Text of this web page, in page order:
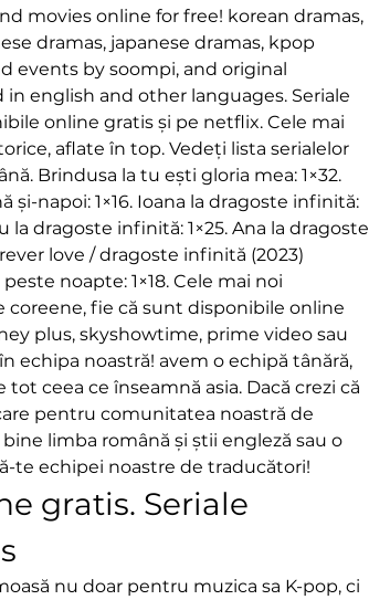
movies online for free! korean dramas,
dramas, japanese dramas, kpop
events by soompi, and original
english and other languages. Seriale
online gratis și pe netflix. Cele mai
aflate în top. Vedeți lista serialelor
Brindusa la tu ești gloria mea: 1×32.
și-napoi: 1×16. Ioana la dragoste infinită:
la dragoste infinită: 1×25. Ana la dragoste
love / dragoste infinită (2023)
noapte: 1×18. Cele mai noi
coreene, fie că sunt disponibile online
plus, skyshowtime, prime video sau
echipa noastră! avem o echipă tânără,
ceea ce înseamnă asia. Dacă crezi că
pentru comunitatea noastră de
limba română și știi engleză sau o
te echipei noastre de traducători!
gratis. Seriale
nu doar pentru muzica sa K-pop, ci